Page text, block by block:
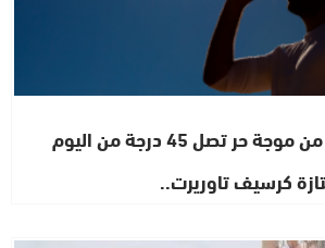
نشرة إنذارية تحذر من موجة حر تصل 45 درجة من اليوم
كرسيف تاوريرت..